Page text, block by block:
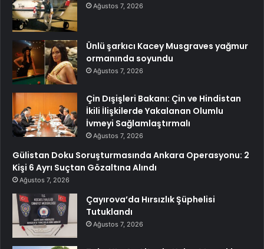
Ağustos 7, 2026
Ünlü şarkıcı Kacey Musgraves yağmur
ormanında soyundu
Ağustos 7, 2026
Çin Dışişleri Bakanı: Çin ve Hindistan
İkili İlişkilerde Yakalanan Olumlu
İvmeyi Sağlamlaştırmalı
Ağustos 7, 2026
Gülistan Doku Soruşturmasında Ankara Operasyonu: 2
Kişi 6 Ayrı Suçtan Gözaltına Alındı
Ağustos 7, 2026
Çayırova’da Hırsızlık Şüphelisi
Tutuklandı
Ağustos 7, 2026